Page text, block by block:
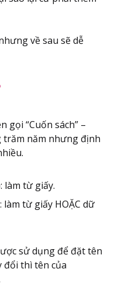
về sau sẽ dễ
gọi “Cuốn sách” –
năm nhưng định
làm từ giấy.
làm từ giấy HOẶC dữ
sử dụng để đặt tên
đổi thì tên của